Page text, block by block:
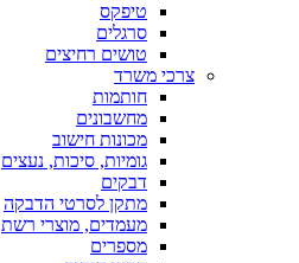
טיפקס
סרגלים
טושים רחיצים
צרכי משרד
חותמות
מחשבונים
מכונות חישוב
גומיות, סיכות, נעצים
דבקים
מתקן לסרטי הדבקה
מעמדים, מוצרי רשת
מספרים